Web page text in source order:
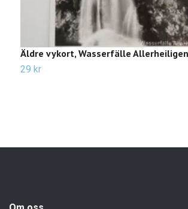
Äldre vykort, Wasserfälle Allerheiligen
29 kr